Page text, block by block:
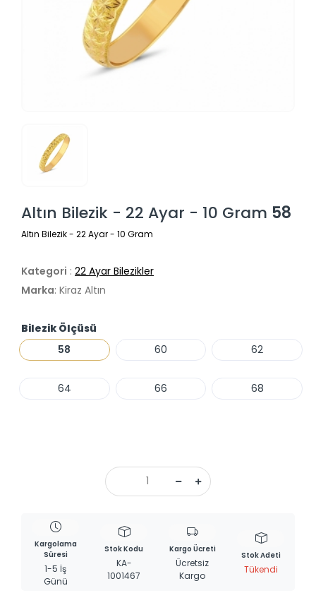
Altın Bilezik - 22 Ayar - 10 Gram 58
Altın Bilezik - 22 Ayar - 10 Gram
Kategori : 22 Ayar Bilezikler
Marka: Kiraz Altın
Bilezik Ölçüsü
58
60 62
64 66 68
Kargolama
Süresi
1-5 İş
Günü
Stok Kodu
KA-
1001467
Kargo Ücreti
Ücretsiz
Kargo
Stok Adeti
Tükendi